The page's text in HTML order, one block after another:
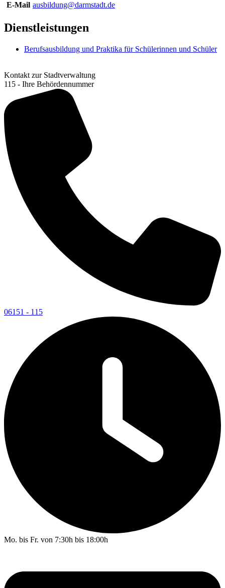
E-Mail ausbildung@darmstadt.de
Dienstleistungen
Berufsausbildung und Praktika für Schülerinnen und Schüler
Kontakt zur Stadtverwaltung
115 - Ihre Behördennummer
06151 - 115
Mo. bis Fr. von 7:30h bis 18:00h